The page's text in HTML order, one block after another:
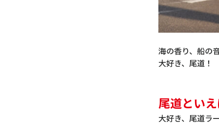
海の香り、船の
大好き、尾道！
尾道とい
大好き、尾道ラ